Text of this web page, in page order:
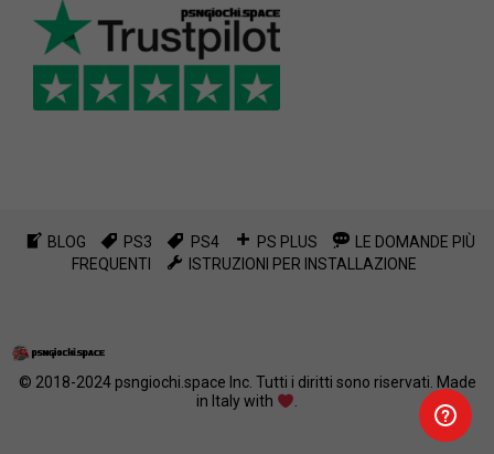
BLOG PS3 PS4 PS PLUS
LE DOMANDE PIÙ
FREQUENTI
ISTRUZIONI PER INSTALLAZIONE
© 2018-2024 psngiochi.space Inc. Tutti i diritti sono riservati. Made
in Italy with
.